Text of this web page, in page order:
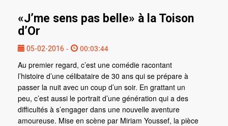
«J’me sens pas belle» à la Toison
d’Or
05-02-2016 -
00:03:44
Au premier regard, c’est une comédie racontant
l’histoire d’une célibataire de 30 ans qui se prépare à
passer la nuit avec un coup d’un soir. En grattant un
peu, c’est aussi le portrait d’une génération qui a des
difficultés à s’engager dans une nouvelle aventure
amoureuse. Mise en scène par Miriam Youssef, la pièce